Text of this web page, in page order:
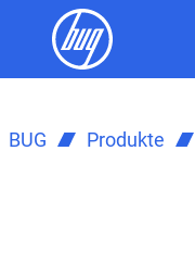
BUG Produkte